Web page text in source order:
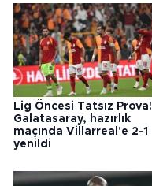
Lig Öncesi Tatsız Prova!
Galatasaray, hazırlık
maçında Villarreal'e 2-1
yenildi